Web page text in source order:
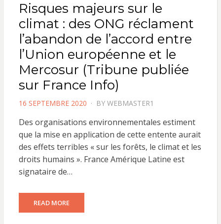
Risques majeurs sur le
climat : des ONG réclament
l’abandon de l’accord entre
l’Union européenne et le
Mercosur (Tribune publiée
sur France Info)
POSTED
16 SEPTEMBRE 2020 BY WEBMASTER1
Des organisations environnementales estiment
que la mise en application de cette entente aurait
des effets terribles « sur les forêts, le climat et les
droits humains ». France Amérique Latine est
signataire de…
READ MORE